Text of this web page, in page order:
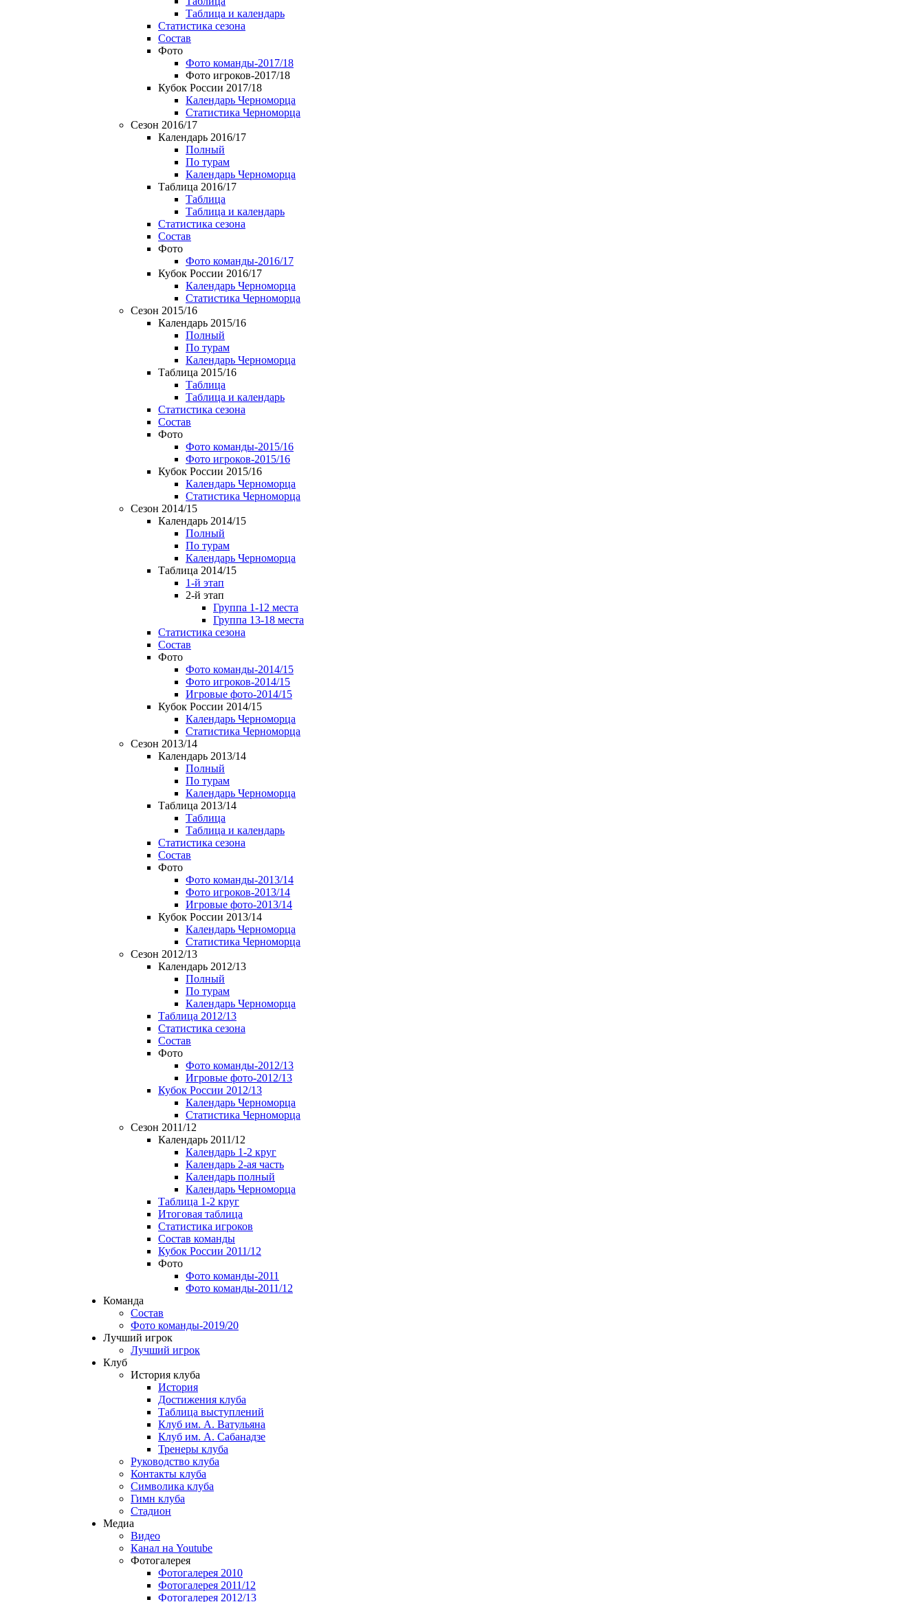
Таблица и календарь
Статистика сезона
Состав
Фото
Фото команды-2017/18
Фото игроков-2017/18
Кубок России 2017/18
Календарь Черноморца
Статистика Черноморца
Сезон 2016/17
Календарь 2016/17
Полный
По турам
Календарь Черноморца
Таблица 2016/17
Таблица
Таблица и календарь
Статистика сезона
Состав
Фото
Фото команды-2016/17
Кубок России 2016/17
Календарь Черноморца
Статистика Черноморца
Сезон 2015/16
Календарь 2015/16
Полный
По турам
Календарь Черноморца
Таблица 2015/16
Таблица
Таблица и календарь
Статистика сезона
Состав
Фото
Фото команды-2015/16
Фото игроков-2015/16
Кубок России 2015/16
Календарь Черноморца
Статистика Черноморца
Сезон 2014/15
Календарь 2014/15
Полный
По турам
Календарь Черноморца
Таблица 2014/15
1-й этап
2-й этап
Группа 1-12 места
Группа 13-18 места
Статистика сезона
Состав
Фото
Фото команды-2014/15
Фото игроков-2014/15
Игровые фото-2014/15
Кубок России 2014/15
Календарь Черноморца
Статистика Черноморца
Сезон 2013/14
Календарь 2013/14
Полный
По турам
Календарь Черноморца
Таблица 2013/14
Таблица
Таблица и календарь
Статистика сезона
Состав
Фото
Фото команды-2013/14
Фото игроков-2013/14
Игровые фото-2013/14
Кубок России 2013/14
Календарь Черноморца
Статистика Черноморца
Сезон 2012/13
Календарь 2012/13
Полный
По турам
Календарь Черноморца
Таблица 2012/13
Статистика сезона
Состав
Фото
Фото команды-2012/13
Игровые фото-2012/13
Кубок России 2012/13
Календарь Черноморца
Статистика Черноморца
Сезон 2011/12
Календарь 2011/12
Календарь 1-2 круг
Календарь 2-ая часть
Календарь полный
Календарь Черноморца
Таблица 1-2 круг
Итоговая таблица
Статистика игроков
Состав команды
Кубок России 2011/12
Фото
Фото команды-2011
Фото команды-2011/12
Команда
Состав
Фото команды-2019/20
Лучший игрок
Лучший игрок
Клуб
История клуба
История
Достижения клуба
Таблица выступлений
Клуб им. А. Ватульяна
Клуб им. А. Сабанадзе
Тренеры клуба
Руководство клуба
Контакты клуба
Символика клуба
Гимн клуба
Стадион
Медиа
Видео
Канал на Youtube
Фотогалерея
Фотогалерея 2010
Фотогалерея 2011/12
Фотогалерея 2012/13